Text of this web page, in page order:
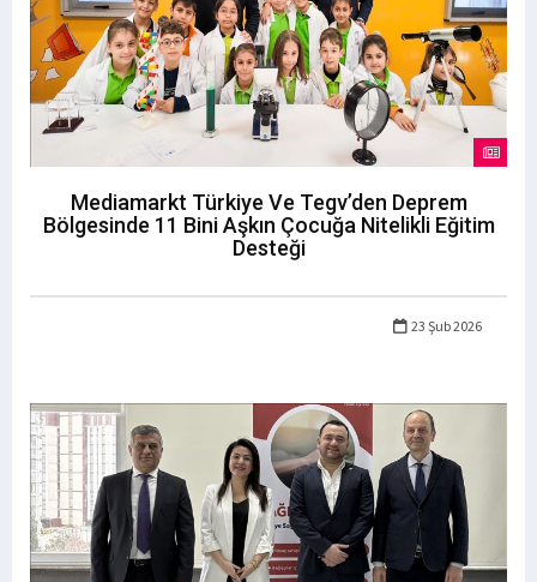
Mediamarkt Türkiye Ve Tegv’den Deprem
Bölgesinde 11 Bini Aşkın Çocuğa Nitelikli Eğitim
Desteği
23 Şub 2026